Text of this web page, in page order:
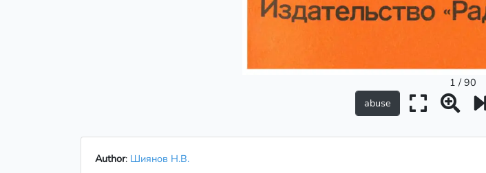
1 / 90
Author: Шиянов Н.В.